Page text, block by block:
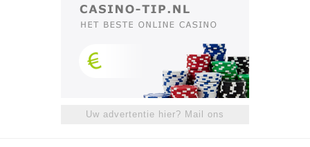
Uw advertentie hier? Mail ons